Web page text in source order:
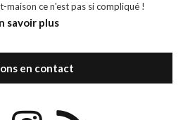
maison ce n'est pas si compliqué !
savoir plus
en contact